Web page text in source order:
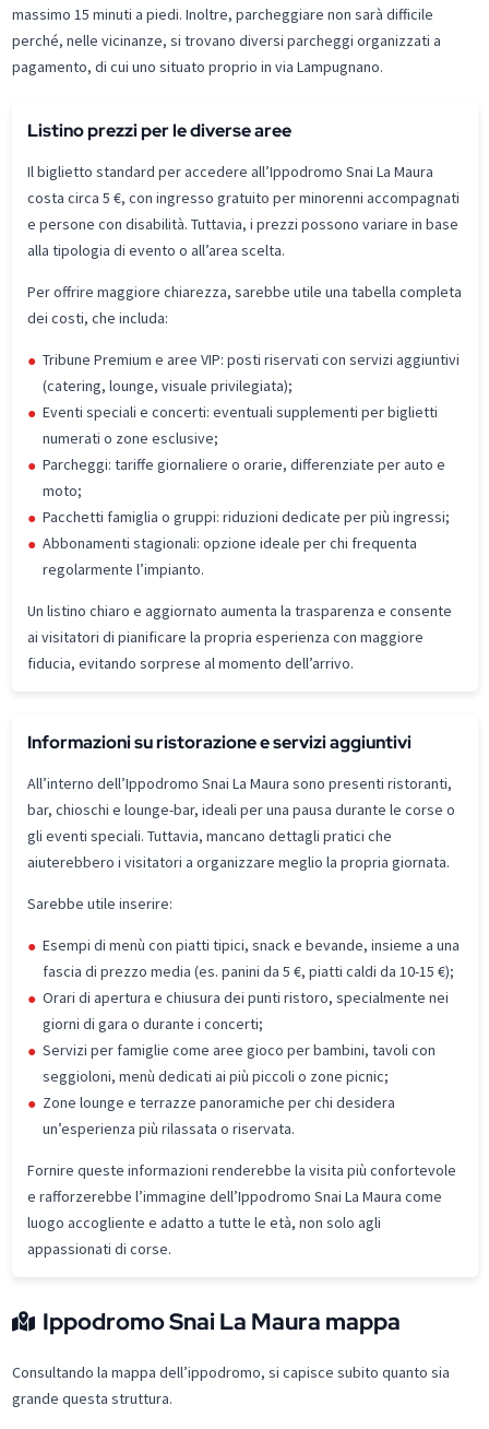
massimo 15 minuti a piedi. Inoltre, parcheggiare non sarà difficile
perché, nelle vicinanze, si trovano diversi parcheggi organizzati a
pagamento, di cui uno situato proprio in via Lampugnano.
Listino prezzi per le diverse aree
Il biglietto standard per accedere all’Ippodromo Snai La Maura
costa circa 5 €, con ingresso gratuito per minorenni accompagnati
e persone con disabilità. Tuttavia, i prezzi possono variare in base
alla tipologia di evento o all’area scelta.
Per offrire maggiore chiarezza, sarebbe utile una tabella completa
dei costi, che includa:
Tribune Premium e aree VIP: posti riservati con servizi aggiuntivi
(catering, lounge, visuale privilegiata);
Eventi speciali e concerti: eventuali supplementi per biglietti
numerati o zone esclusive;
Parcheggi: tariffe giornaliere o orarie, differenziate per auto e
moto;
Pacchetti famiglia o gruppi: riduzioni dedicate per più ingressi;
Abbonamenti stagionali: opzione ideale per chi frequenta
regolarmente l’impianto.
Un listino chiaro e aggiornato aumenta la trasparenza e consente
ai visitatori di pianificare la propria esperienza con maggiore
fiducia, evitando sorprese al momento dell’arrivo.
Informazioni su ristorazione e servizi aggiuntivi
All’interno dell’Ippodromo Snai La Maura sono presenti ristoranti,
bar, chioschi e lounge-bar, ideali per una pausa durante le corse o
gli eventi speciali. Tuttavia, mancano dettagli pratici che
aiuterebbero i visitatori a organizzare meglio la propria giornata.
Sarebbe utile inserire:
Esempi di menù con piatti tipici, snack e bevande, insieme a una
fascia di prezzo media (es. panini da 5 €, piatti caldi da 10-15 €);
Orari di apertura e chiusura dei punti ristoro, specialmente nei
giorni di gara o durante i concerti;
Servizi per famiglie come aree gioco per bambini, tavoli con
seggioloni, menù dedicati ai più piccoli o zone picnic;
Zone lounge e terrazze panoramiche per chi desidera
un’esperienza più rilassata o riservata.
Fornire queste informazioni renderebbe la visita più confortevole
e rafforzerebbe l’immagine dell’Ippodromo Snai La Maura come
luogo accogliente e adatto a tutte le età, non solo agli
appassionati di corse.
Ippodromo Snai La Maura mappa
Consultando la mappa dell’ippodromo, si capisce subito quanto sia
grande questa struttura.